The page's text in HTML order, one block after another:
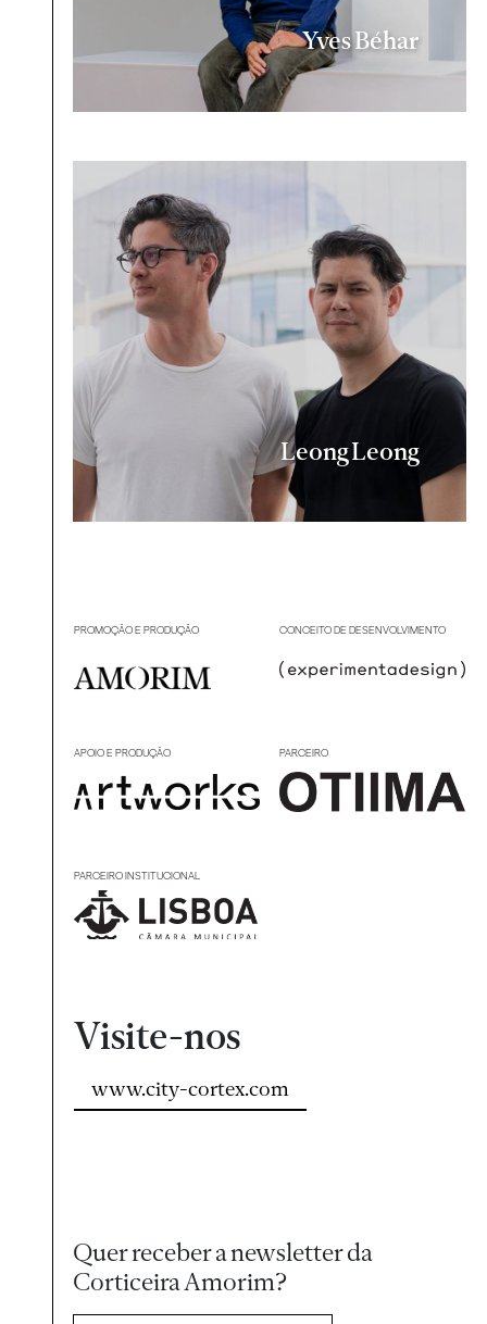
Yves Béhar
Leong Leong
PROMOÇÃO E PRODUÇÃO CONCEITO DE DESENVOLVIMENTO
APOIO E PRODUÇÃO PARCEIRO
PARCEIRO INSTITUCIONAL
Visite-nos
www.city-cortex.com
Quer receber a newsletter da
Corticeira Amorim?